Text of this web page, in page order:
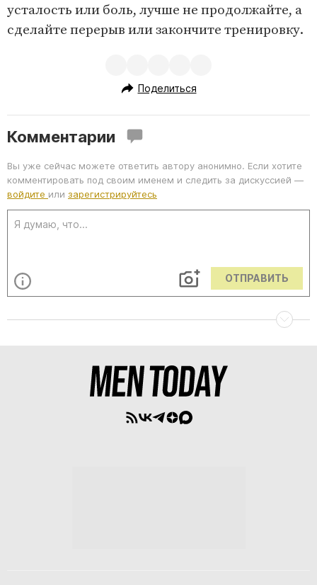
усталость или боль, лучше не продолжайте, а
сделайте перерыв или закончите тренировку.
Поделиться
Комментарии
Вы уже сейчас можете ответить автору анонимно. Если хотите
комментировать под своим именем и следить за дискуссией —
войдите или зарегистрируйтесь
ОТПРАВИТЬ